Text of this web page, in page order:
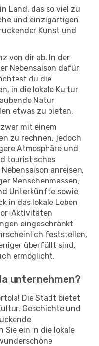
Land, das so viel zu
und einzigartigen
Kunst und
von dir ab. In der
Nebensaison dafür
du die
in die lokale Kultur
Natur
etwas zu bieten.
mit einem
zu rechnen, jedoch
Atmosphäre und
touristisches
anreisen,
Menschenmassen,
Unterkünfte sowie
in das lokale Leben
Aktivitäten
eingeschränkt
feststellen,
überfüllt sind,
ermöglicht.
unternehmen?
Die Stadt bietet
Geschichte und
Sie ein in die lokale